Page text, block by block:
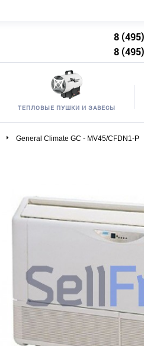
8
8
ТЕПЛОВЫЕ ПУШКИ И ЗАВЕСЫ
General Climate GC - MV45/CFDN1-P